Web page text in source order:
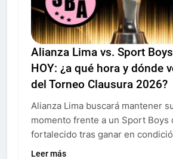
Alianza Lima vs. Sport
HOY: ¿a qué hora y dónde
del Torneo Clausura 2026?
Alianza Lima buscará mantener
momento frente a un Sport Boys
fortalecido tras ganar en
Leer más